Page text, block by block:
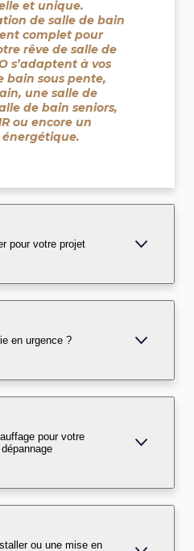
et unique.
de salle de bain
complet pour
rêve de salle de
s’adaptent à vos
bain sous pente,
une salle de
de bain seniors,
ou encore un
pour votre projet
en urgence ?
pour votre
ou une mise en